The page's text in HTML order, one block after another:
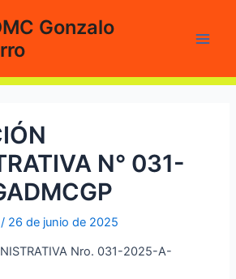
Gonzalo
N° 031-
/ 26 de junio de 2025
Nro. 031-2025-A-